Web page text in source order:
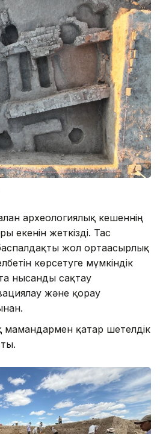
археологиялық кешеннің
екенін жеткізді. Тас
жол ортағасырлық
көрсетуге мүмкіндік
нысанды сақтау
және қорғау
мамандармен қатар шетелдік